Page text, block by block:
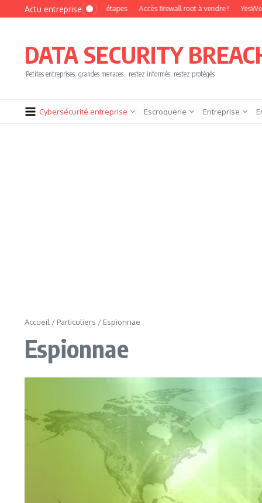
Aller au contenu
Actu entreprise
brûler les étapes Accès firewall root à vendre ! YesWeHack automatise le
DATA SECURITY
Petites entreprises, grandes menaces : restez informés, restez protégés
Cybersécurité entreprise Escroquerie Entreprise
Accueil / Particuliers / Espionnae
Espionnae